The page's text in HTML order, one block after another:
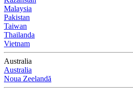
Malaysia
Pakistan
Taiwan
Thailanda
Vietnam
Australia
Australia
Noua Zeelandă